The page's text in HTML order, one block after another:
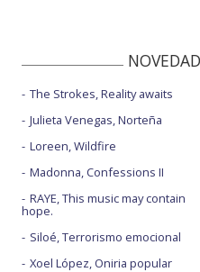
The Strokes, Reality awaits
Julieta Venegas, Norteña
Loreen, Wildfire
Madonna, Confessions II
RAYE, This music may contain
hope.
Siloé, Terrorismo emocional
Xoel López, Oniria popular